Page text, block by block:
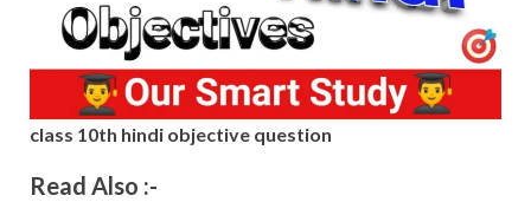
class 10th hindi objective question
Read Also :-